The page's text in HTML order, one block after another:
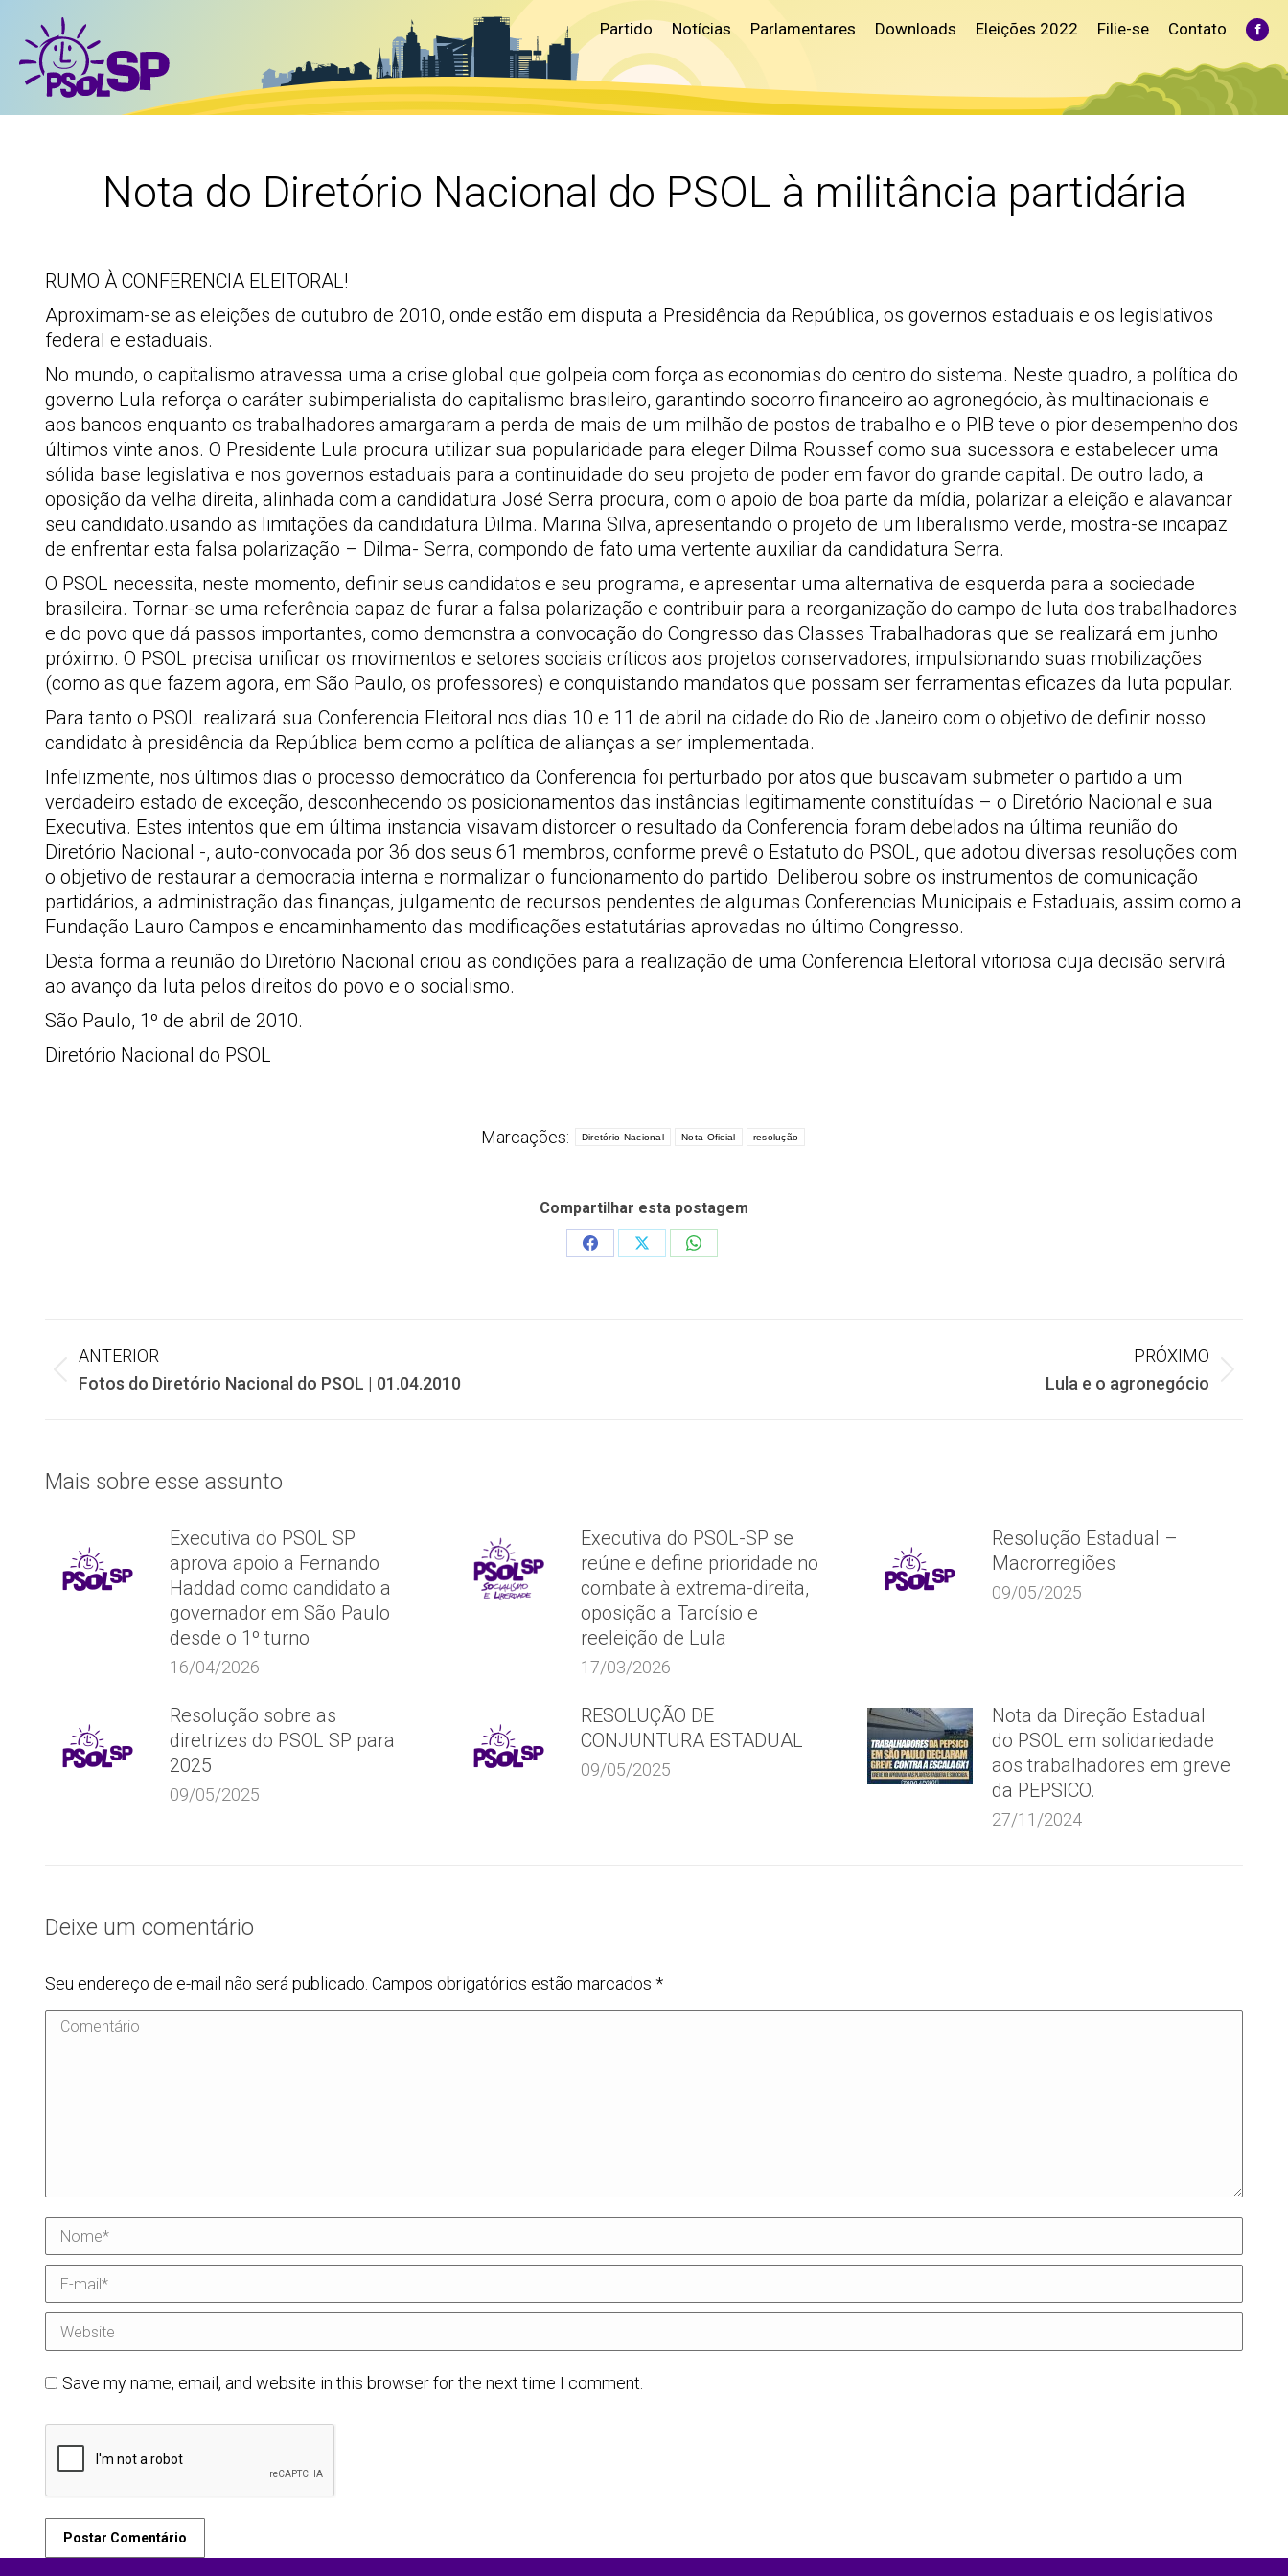
Partido Notícias Parlamentares Downloads Eleições 2022 Filie-se Contato
Nota do Diretório Nacional do PSOL à militância partidária
RUMO À CONFERENCIA ELEITORAL!
Aproximam-se as eleições de outubro de 2010, onde estão em disputa a Presidência da República, os governos estaduais e os legislativos
federal e estaduais.
No mundo, o capitalismo atravessa uma a crise global que golpeia com força as economias do centro do sistema. Neste quadro, a política do
governo Lula reforça o caráter subimperialista do capitalismo brasileiro, garantindo socorro financeiro ao agronegócio, às multinacionais e
aos bancos enquanto os trabalhadores amargaram a perda de mais de um milhão de postos de trabalho e o PIB teve o pior desempenho dos
últimos vinte anos. O Presidente Lula procura utilizar sua popularidade para eleger Dilma Roussef como sua sucessora e estabelecer uma
sólida base legislativa e nos governos estaduais para a continuidade do seu projeto de poder em favor do grande capital. De outro lado, a
oposição da velha direita, alinhada com a candidatura José Serra procura, com o apoio de boa parte da mídia, polarizar a eleição e alavancar
seu candidato.usando as limitações da candidatura Dilma. Marina Silva, apresentando o projeto de um liberalismo verde, mostra-se incapaz
de enfrentar esta falsa polarização – Dilma- Serra, compondo de fato uma vertente auxiliar da candidatura Serra.
O PSOL necessita, neste momento, definir seus candidatos e seu programa, e apresentar uma alternativa de esquerda para a sociedade
brasileira. Tornar-se uma referência capaz de furar a falsa polarização e contribuir para a reorganização do campo de luta dos trabalhadores
e do povo que dá passos importantes, como demonstra a convocação do Congresso das Classes Trabalhadoras que se realizará em junho
próximo. O PSOL precisa unificar os movimentos e setores sociais críticos aos projetos conservadores, impulsionando suas mobilizações
(como as que fazem agora, em São Paulo, os professores) e conquistando mandatos que possam ser ferramentas eficazes da luta popular.
Para tanto o PSOL realizará sua Conferencia Eleitoral nos dias 10 e 11 de abril na cidade do Rio de Janeiro com o objetivo de definir nosso
candidato à presidência da República bem como a política de alianças a ser implementada.
Infelizmente, nos últimos dias o processo democrático da Conferencia foi perturbado por atos que buscavam submeter o partido a um
verdadeiro estado de exceção, desconhecendo os posicionamentos das instâncias legitimamente constituídas – o Diretório Nacional e sua
Executiva. Estes intentos que em última instancia visavam distorcer o resultado da Conferencia foram debelados na última reunião do
Diretório Nacional -, auto-convocada por 36 dos seus 61 membros, conforme prevê o Estatuto do PSOL, que adotou diversas resoluções com
o objetivo de restaurar a democracia interna e normalizar o funcionamento do partido. Deliberou sobre os instrumentos de comunicação
partidários, a administração das finanças, julgamento de recursos pendentes de algumas Conferencias Municipais e Estaduais, assim como a
Fundação Lauro Campos e encaminhamento das modificações estatutárias aprovadas no último Congresso.
Desta forma a reunião do Diretório Nacional criou as condições para a realização de uma Conferencia Eleitoral vitoriosa cuja decisão servirá
ao avanço da luta pelos direitos do povo e o socialismo.
São Paulo, 1º de abril de 2010.
Diretório Nacional do PSOL
Marcações: Diretório Nacional Nota Oficial resolução
Compartilhar esta postagem
Share
Share
Share
Navegação
de
post:
ANTERIOR
Post
Fotos do Diretório Nacional do PSOL | 01.04.2010
PRÓXIMO
Lula e o agronegócio
Mais sobre esse assunto
Executiva do PSOL SP
aprova apoio a Fernando
Haddad como candidato a
governador em São Paulo
desde o 1º turno
16/04/2026
Executiva do PSOL-SP se
reúne e define prioridade no
combate à extrema-direita,
oposição a Tarcísio e
reeleição de Lula
17/03/2026
Resolução Estadual –
Macrorregiões
09/05/2025
Resolução sobre as
diretrizes do PSOL SP para
2025
09/05/2025
RESOLUÇÃO DE
CONJUNTURA ESTADUAL
09/05/2025
Nota da Direção Estadual
do PSOL em solidariedade
aos trabalhadores em greve
da PEPSICO.
27/11/2024
Deixe um comentário
Seu endereço de e-mail não será publicado. Campos obrigatórios estão marcados *
Comentário
Nome *
E-mail *
Website
Save my name, email, and website in this browser for the next time I comment.
Postar Comentário